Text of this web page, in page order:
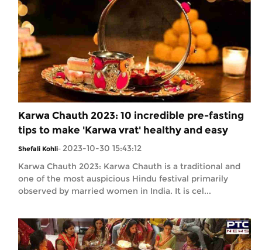
Karwa Chauth 2023: 10 incredible pre-fasting
tips to make 'Karwa vrat' healthy and easy
Shefali Kohli- 2023-10-30 15:43:12
Karwa Chauth 2023: Karwa Chauth is a traditional and
one of the most auspicious Hindu festival primarily
observed by married women in India. It is cel...